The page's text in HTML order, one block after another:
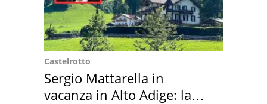
Castelrotto
Sergio Mattarella in
vacanza in Alto Adige: la